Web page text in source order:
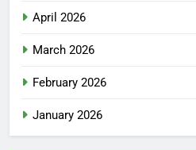
April 2026
March 2026
February 2026
January 2026